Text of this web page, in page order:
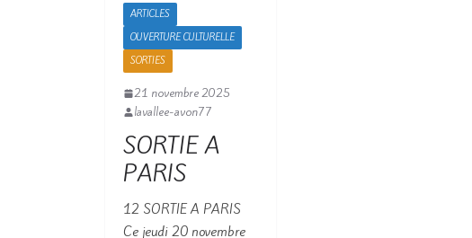
ARTICLES
OUVERTURE CULTURELLE
SORTIES
21 novembre 2025
lavallee-avon77
SORTIE A
PARIS
12 SORTIE A PARIS
Ce jeudi 20 novembre